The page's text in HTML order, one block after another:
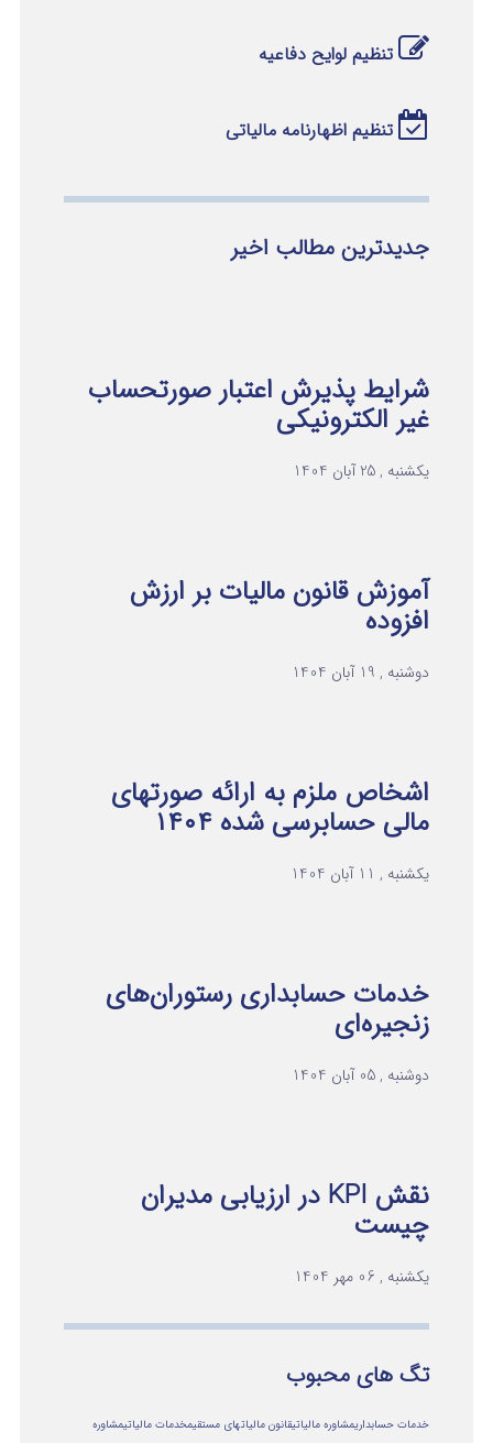
تنظیم لوایح دفاعیه
تنظیم اظهارنامه مالیاتی
جدیدترین مطالب اخیر
شرایط پذیرش اعتبار صورتحساب
غیر الکترونیکی
یکشنبه , 25 آبان 1404
آموزش قانون مالیات بر ارزش
افزوده
دوشنبه , 19 آبان 1404
اشخاص ملزم به ارائه صورتهای
مالی حسابرسی شده ۱۴۰۴
یکشنبه , 11 آبان 1404
خدمات حسابداری رستوران‌های
زنجیره‌ای
دوشنبه , 05 آبان 1404
نقش KPI در ارزیابی مدیران
چیست
یکشنبه , 06 مهر 1404
تگ های محبوب
خدمات حسابداریمشاوره مالیاتیقانون مالیاتهای مستقیمخدمات مالیاتیمشاوره